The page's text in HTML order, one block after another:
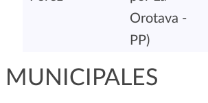
Orotava -
PP)
MUNICIPALES